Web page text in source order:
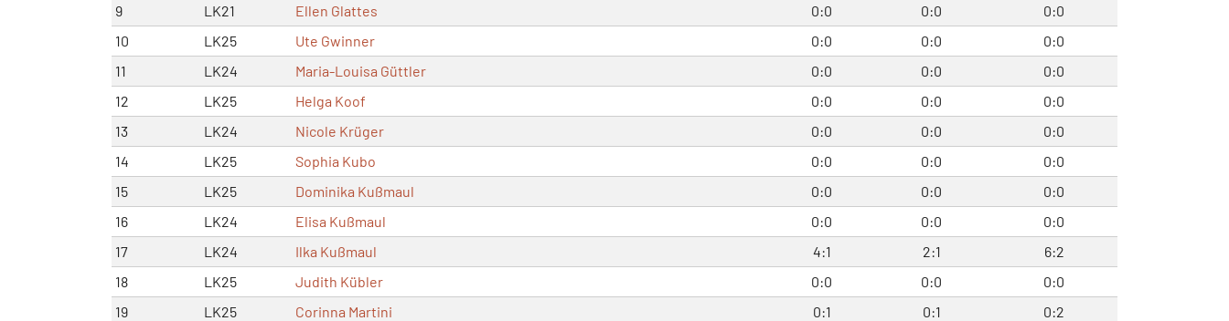
9
LK21 Ellen Glattes 0:0 0:0
0:0
10
LK25 Ute Gwinner 0:0 0:0
0:0
11
LK24 Maria-Louisa Güttler 0:0 0:0
0:0
12
LK25 Helga Koof 0:0 0:0
0:0
13
LK24 Nicole Krüger 0:0 0:0
0:0
14
LK25 Sophia Kubo 0:0 0:0
0:0
15
LK25 Dominika Kußmaul 0:0 0:0
0:0
16
LK24 Elisa Kußmaul 0:0 0:0
0:0
17
LK24 Ilka Kußmaul 4:1 2:1
6:2
18
LK25 Judith Kübler 0:0 0:0
0:0
19
LK25 Corinna Martini 0:1 0:1
0:2